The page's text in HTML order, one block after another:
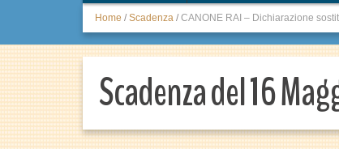
Home / Scadenza / CANONE RAI – Dichiarazione
Scadenza del 16